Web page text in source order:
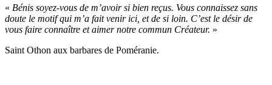
« Bénis soyez-vous de m’avoir si bien reçus. Vous connaissez sans
doute le motif qui m’a fait venir ici, et de si loin. C’est le désir de
vous faire connaître et aimer notre commun Créateur. »
Saint Othon aux barbares de Poméranie.